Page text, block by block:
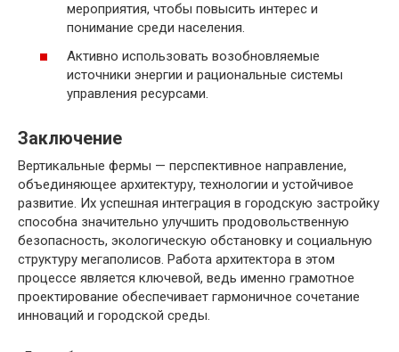
мероприятия, чтобы повысить интерес и
понимание среди населения.
Активно использовать возобновляемые
источники энергии и рациональные системы
управления ресурсами.
Заключение
Вертикальные фермы — перспективное направление,
объединяющее архитектуру, технологии и устойчивое
развитие. Их успешная интеграция в городскую застройку
способна значительно улучшить продовольственную
безопасность, экологическую обстановку и социальную
структуру мегаполисов. Работа архитектора в этом
процессе является ключевой, ведь именно грамотное
проектирование обеспечивает гармоничное сочетание
инноваций и городской среды.